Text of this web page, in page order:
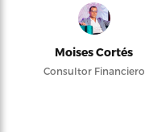
Moises Cortés
Consultor Financiero